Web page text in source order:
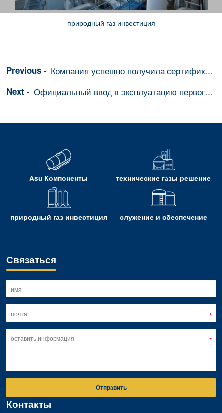
природный газ инвестиция
Компания успешно получила сертификат на сталь «U» и прошла инспекцию «ASME».
Официальный ввод в эксплуатацию первого проекта по жидкостной воздухоразделительной установке в Китае для преобразования очищенного воздуха в жидкую фазу от внешнего источника газа с высоким давлением
Asu Компоненты технические газы решение
природный газ инвестиция служение и обеспечение
Связаться
Отправить
Контакты